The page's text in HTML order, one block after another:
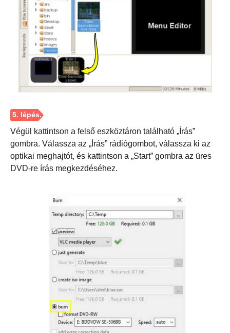
2. lépés.
3. lépés
Végül kattintson a felső eszköztáron található „Írás”
gombra. Válassza az „Írás” rádiógombot, válassza ki az
optikai meghajtót, és kattintson a „Start” gombra az üres
DVD-re írás megkezdéséhez.